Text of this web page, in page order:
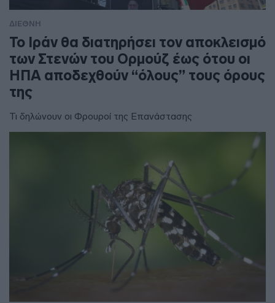
ΔΙΕΘΝΗ
To Ιράν θα διατηρήσει τον αποκλεισμό
των Στενών του Ορμούζ έως ότου οι
ΗΠΑ αποδεχθούν “όλους” τους όρους
της
Τι δηλώνουν οι Φρουροί της Επανάστασης